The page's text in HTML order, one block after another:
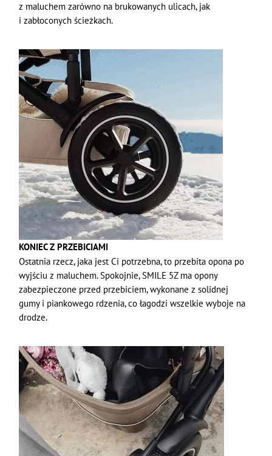
z maluchem zarówno na brukowanych ulicach, jak
i zabłoconych ścieżkach.
KONIEC Z PRZEBICIAMI
Ostatnia rzecz, jaka jest Ci potrzebna, to przebita opona po
wyjściu z maluchem. Spokojnie, SMILE 5Z ma opony
zabezpieczone przed przebiciem, wykonane z solidnej
gumy i piankowego rdzenia, co łagodzi wszelkie wyboje na
drodze.